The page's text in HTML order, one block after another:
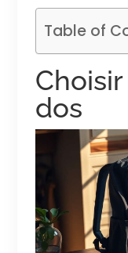
Table of
dos